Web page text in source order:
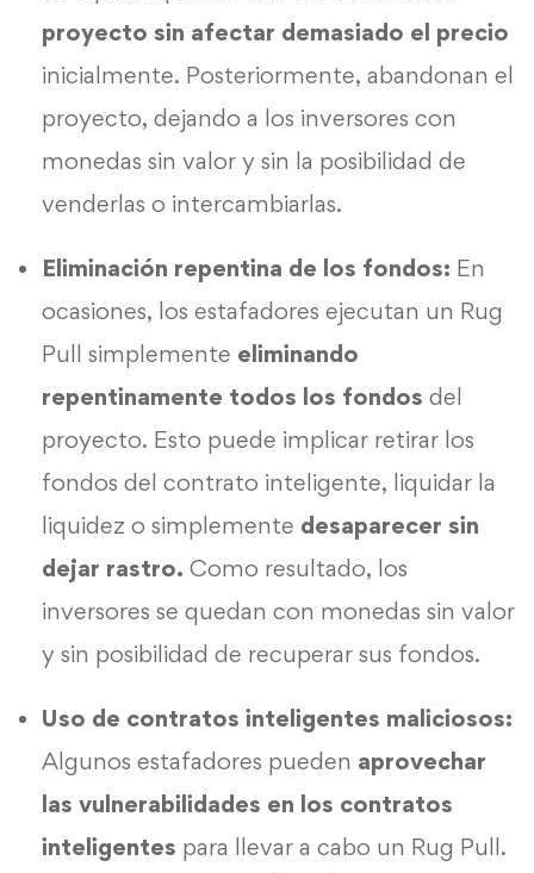
proyecto sin afectar demasiado el precio
inicialmente. Posteriormente, abandonan el
proyecto, dejando a los inversores con
monedas sin valor y sin la posibilidad de
venderlas o intercambiarlas.
Eliminación repentina de los fondos: En
ocasiones, los estafadores ejecutan un Rug
Pull simplemente eliminando
repentinamente todos los fondos del
proyecto. Esto puede implicar retirar los
fondos del contrato inteligente, liquidar la
liquidez o simplemente desaparecer sin
dejar rastro. Como resultado, los
inversores se quedan con monedas sin valor
y sin posibilidad de recuperar sus fondos.
Uso de contratos inteligentes maliciosos:
Algunos estafadores pueden aprovechar
las vulnerabilidades en los contratos
inteligentes para llevar a cabo un Rug Pull.